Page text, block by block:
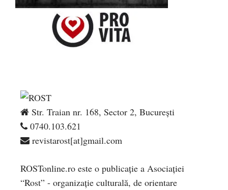
Str. Traian nr. 168, Sector 2, București
0740.103.621
revistarost[at]gmail.com
ROSTonline.ro este o publicaţie a Asociaţiei
“Rost” - organizaţie culturală, de orientare